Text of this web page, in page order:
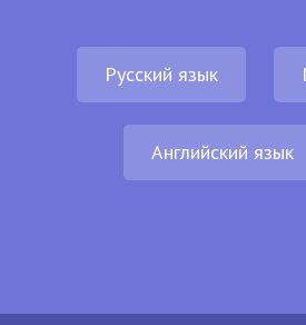
Русский язык
Английский язык